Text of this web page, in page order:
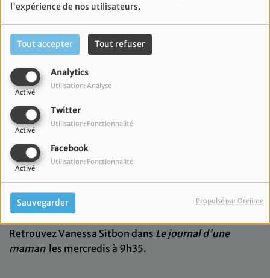
l'expérience de nos utilisateurs.
Tout accepter Tout refuser
Analytics
Activé
Utilisation: Analyse
Twitter
Activé
Utilisation: Fonctionnalité
Facebook
Activé
Utilisation: Fonctionnalité
Sauvegarder Propulsé par Orejime
MERCREDI, DE 09:35 À 10:00
Retrouvez Vanessa Sitbon dans Le journal d'une
maman les mercredis à 9h35.